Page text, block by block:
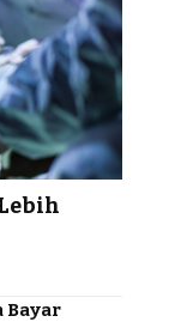
Bayar